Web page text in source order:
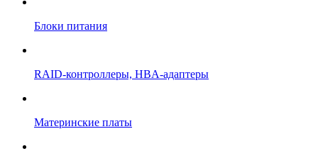
Блоки питания
RAID-контроллеры, HBA-адаптеры
Материнские платы